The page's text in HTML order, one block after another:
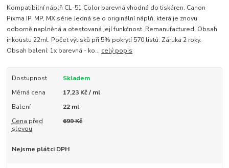
Kompatibilní náplň CL-51 Color barevná vhodná do tiskáren. Canon
Pixma IP, MP, MX série Jedná se o originální náplň, která je znovu
odborně naplněná a otestovaná její funkčnost. Remanufactured. Obsah
inkoustu 22ml. Počet výtisků při 5% pokrytí 570 listů. Záruka 2 roky.
Obsah balení: 1x barevná - ko... celý popis
Dostupnost
Skladem
Měrná cena
17,23 Kč / ml
Balení
22 ml
Cena před
slevou
699 Kč
Nejsme plátci DPH